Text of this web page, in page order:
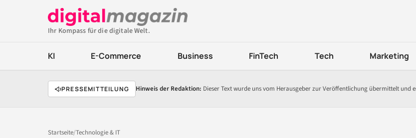
Ihr Kompass für die digitale Welt.
KI E-Commerce Business FinTech Tech Marketing
PRESSEMITTEILUNG Hinweis der Redaktion: Dieser Text wurde uns vom Herausgeber zur Veröffentlichung übermittelt
Startseite/Technologie & IT